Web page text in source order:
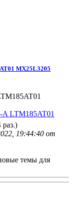
MX25L3205
A LTM185AT01
19:44:40 от
темы для